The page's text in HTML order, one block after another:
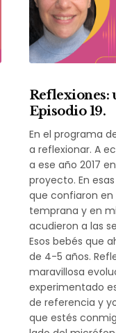
Reflexiones:
Episodio 19.
En el programa
a reflexionar. A
a ese año 2017
proyecto. En
que confiaron
temprana y en
acudieron a las
Esos bebés que
de 4-5 años.
maravillosa
experimentado
de referencia y
que estés